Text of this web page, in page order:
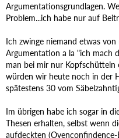
Argumentationsgrundlagen.
Problem...ich habe nur auf
Ich zwinge niemand etwas
Argumentation a la "ich mach
man bei mir nur
würden wir heute noch in der
spätestens 30 vom
Im übrigen habe ich sogar in
Thesen erhalten, selbst wenn
aufdeckten